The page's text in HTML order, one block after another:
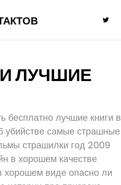
ЛУЧШИЕ
бесплатно лучшие книги в
убийстве самые страшные
страшилки год 2009
в хорошем качестве
хорошем виде опасно ли